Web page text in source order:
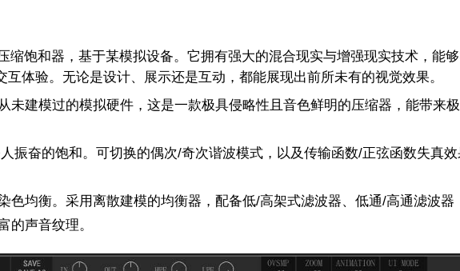
缩饱和器，基于某模拟设备。它拥有强大的混合现实与增强现实技术，能
体验。无论是设计、展示还是互动，都能展现出前所未有的视觉效果。
未建模过的模拟硬件，这是一款极具侵略性且音色鲜明的压缩器，能带来
振奋的饱和。可切换的偶次/奇次谐波模式，以及传输函数/正弦函数失真
色均衡。采用离散建模的均衡器，配备低/高架式滤波器、低通/高通滤波器
的声音纹理。